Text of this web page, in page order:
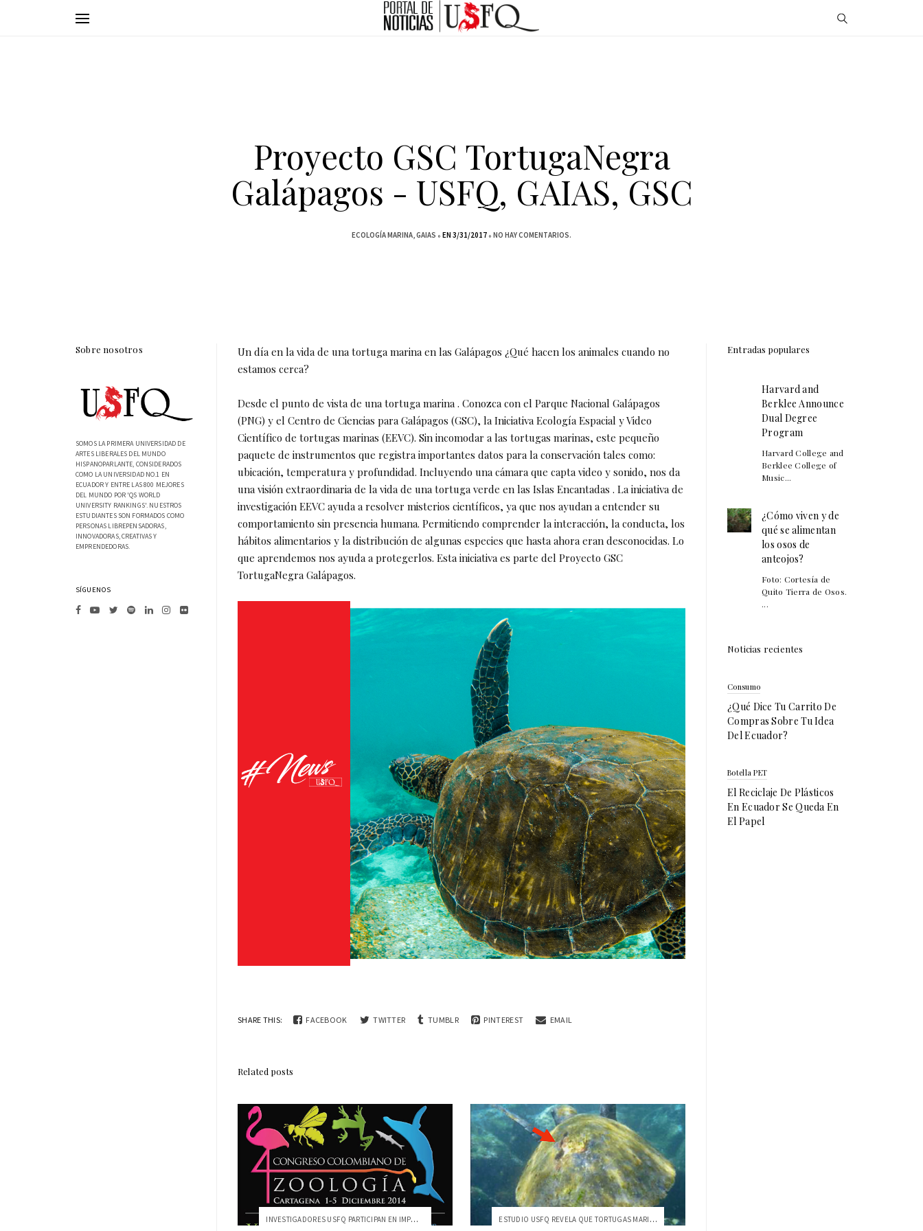
Proyecto GSC TortugaNegra
Galápagos - USFQ, GAIAS, GSC
ECOLOGÍA MARINA GAIAS EN 3/31/2017 NO HAY COMENTARIOS.
Un día en la vida de una tortuga marina en las Galápagos ¿Qué hacen los animales cuando no
estamos cerca?
Desde el punto de vista de una tortuga marina . Conozca con el Parque Nacional Galápagos
(PNG) y el Centro de Ciencias para Galápagos (GSC), la Iniciativa Ecología Espacial y Video
Científico de tortugas marinas (EEVC). Sin incomodar a las tortugas marinas, este pequeño
paquete de instrumentos que registra importantes datos para la conservación tales como:
ubicación, temperatura y profundidad. Incluyendo una cámara que capta video y sonido, nos da
una visión extraordinaria de la vida de una tortuga verde en las Islas Encantadas . La iniciativa de
investigación EEVC ayuda a resolver misterios científicos, ya que nos ayudan a entender su
comportamiento sin presencia humana. Permitiendo comprender la interacción, la conducta, los
hábitos alimentarios y la distribución de algunas especies que hasta ahora eran desconocidas. Lo
que aprendemos nos ayuda a protegerlos. Esta iniciativa es parte del Proyecto GSC
TortugaNegra Galápagos.
SHARE THIS: FACEBOOK TWITTER TUMBLR PINTEREST EMAIL
Related posts
INVESTIGADORES USFQ PARTICIPAN EN IMPORT... ESTUDIO USFQ REVELA QUE TORTUGAS MARINAS...
Sobre nosotros
SOMOS LA PRIMERA UNIVERSIDAD DE
ARTES LIBERALES DEL MUNDO
HISPANOPARLANTE, CONSIDERADOS
COMO LA UNIVERSIDAD NO.1 EN
ECUADOR Y ENTRE LAS 800 MEJORES
DEL MUNDO POR 'QS WORLD
UNIVERSITY RANKINGS'. NUESTROS
ESTUDIANTES SON FORMADOS COMO
PERSONAS LIBREPENSADORAS,
INNOVADORAS, CREATIVAS Y
EMPRENDEDORAS.
SÍGUENOS
Entradas populares
Harvard and
Berklee Announce
Dual Degree
Program
Harvard College and
Berklee College of
Music...
¿Cómo viven y de
qué se alimentan
los osos de
anteojos?
Foto: Cortesía de
Quito Tierra de Osos.
...
Noticias recientes
Consumo
¿Qué Dice Tu Carrito De
Compras Sobre Tu Idea
Del Ecuador?
Botella PET
El Reciclaje De Plásticos
En Ecuador Se Queda En
El Papel